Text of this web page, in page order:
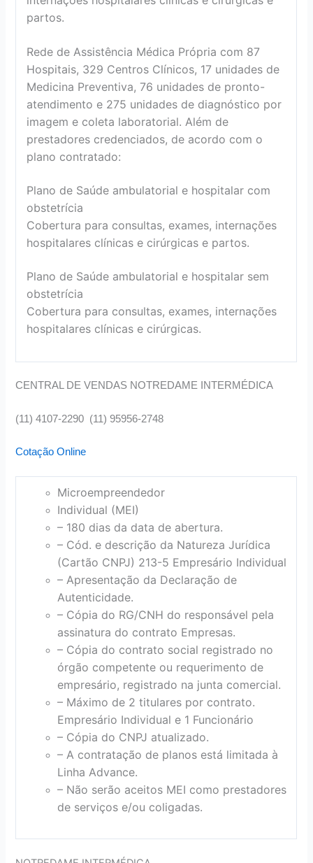
partos.
Rede de Assistência Médica Própria com 87
Hospitais, 329 Centros Clínicos, 17 unidades de
Medicina Preventiva, 76 unidades de pronto-
atendimento e 275 unidades de diagnóstico por
imagem e coleta laboratorial. Além de
prestadores credenciados, de acordo com o
plano contratado:
Plano de Saúde ambulatorial e hospitalar com
obstetrícia
Cobertura para consultas, exames, internações
hospitalares clínicas e cirúrgicas e partos.
Plano de Saúde ambulatorial e hospitalar sem
obstetrícia
Cobertura para consultas, exames, internações
hospitalares clínicas e cirúrgicas.
CENTRAL DE VENDAS NOTREDAME INTERMÉDICA
(11) 4107-2290 (11) 95956-2748
Cotação Online
Microempreendedor
Individual (MEI)
– 180 dias da data de abertura.
– Cód. e descrição da Natureza Jurídica
(Cartão CNPJ) 213-5 Empresário Individual
– Apresentação da Declaração de
Autenticidade.
– Cópia do RG/CNH do responsável pela
assinatura do contrato Empresas.
– Cópia do contrato social registrado no
órgão competente ou requerimento de
empresário, registrado na junta comercial.
– Máximo de 2 titulares por contrato.
Empresário Individual e 1 Funcionário
– Cópia do CNPJ atualizado.
– A contratação de planos está limitada à
Linha Advance.
– Não serão aceitos MEI como prestadores
de serviços e/ou coligadas.